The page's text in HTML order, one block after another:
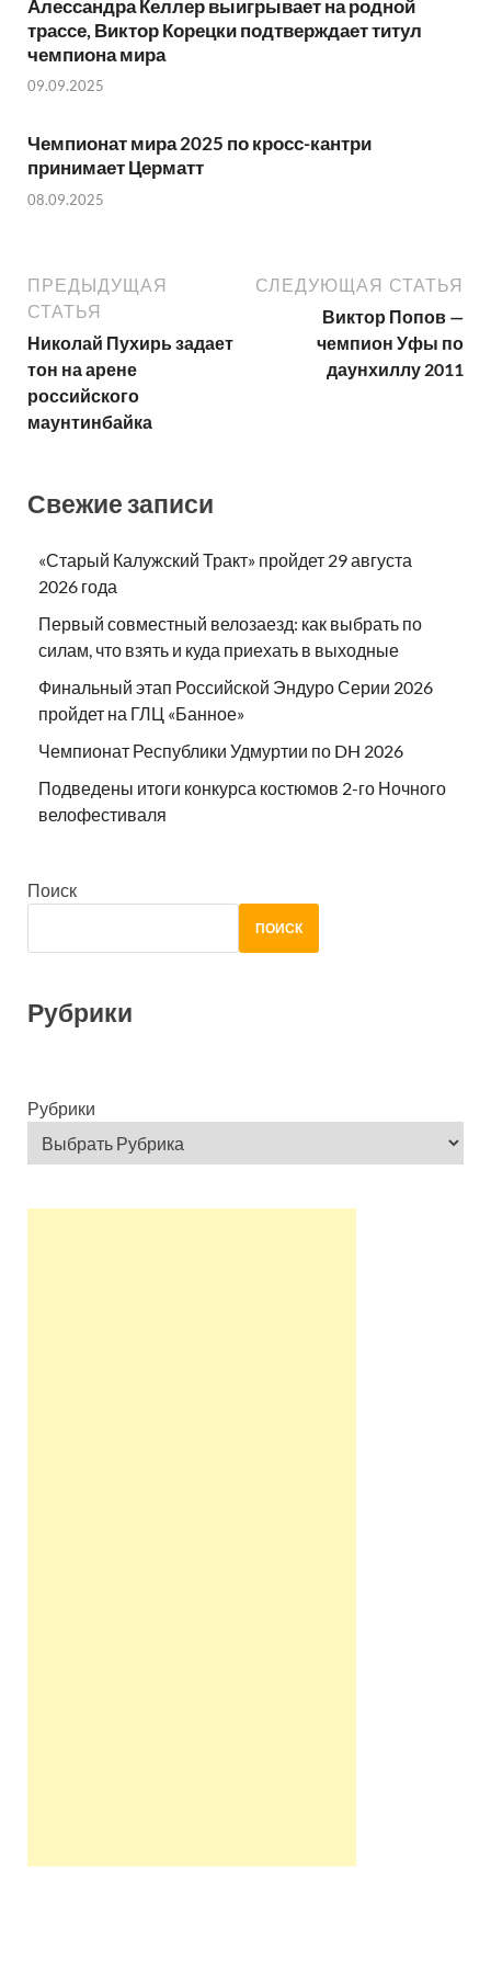
Алессандра Келлер выигрывает на родной
трассе, Виктор Корецки подтверждает титул
чемпиона мира
09.09.2025
Чемпионат мира 2025 по кросс-кантри
принимает Церматт
08.09.2025
ПРЕДЫДУЩАЯ
СТАТЬЯ
Николай Пухирь задает
тон на арене
российского
маунтинбайка
СЛЕДУЮЩАЯ СТАТЬЯ
Виктор Попов —
чемпион Уфы по
даунхиллу 2011
Свежие записи
«Старый Калужский Тракт» пройдет 29 августа
2026 года
Первый совместный велозаезд: как выбрать по
силам, что взять и куда приехать в выходные
Финальный этап Российской Эндуро Серии 2026
пройдет на ГЛЦ «Банное»
Чемпионат Республики Удмуртии по DH 2026
Подведены итоги конкурса костюмов 2-го Ночного
велофестиваля
Поиск
ПОИСК
Рубрики
Рубрики